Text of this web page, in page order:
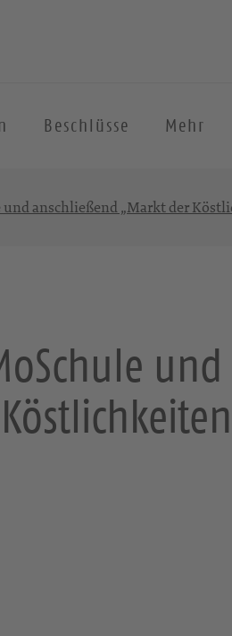
Beschlüsse Mehr
anschließend „Markt der